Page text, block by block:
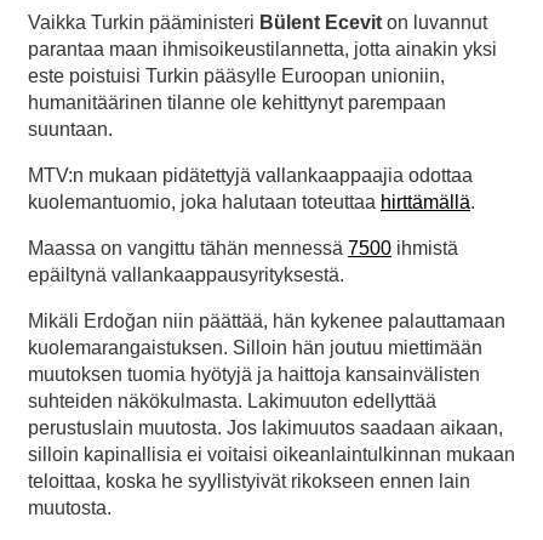
Vaikka Turkin pääministeri Bülent Ecevit on luvannut
parantaa maan ihmisoikeustilannetta, jotta ainakin yksi
este poistuisi Turkin pääsylle Euroopan unioniin,
humanitäärinen tilanne ole kehittynyt parempaan
suuntaan.
MTV:n mukaan pidätettyjä vallankaappaajia odottaa
kuolemantuomio, joka halutaan toteuttaa hirttämällä.
Maassa on vangittu tähän mennessä 7500 ihmistä
epäiltynä vallankaappausyrityksestä.
Mikäli Erdoğan niin päättää, hän kykenee palauttamaan
kuolemarangaistuksen. Silloin hän joutuu miettimään
muutoksen tuomia hyötyjä ja haittoja kansainvälisten
suhteiden näkökulmasta. Lakimuuton edellyttää
perustuslain muutosta. Jos lakimuutos saadaan aikaan,
silloin kapinallisia ei voitaisi oikeanlaintulkinnan mukaan
teloittaa, koska he syyllistyivät rikokseen ennen lain
muutosta.